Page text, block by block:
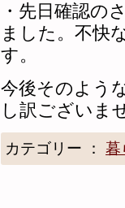
・先日確認の
ました。不快
す。
今後そのよう
し訳ございま
カテゴリー ： 暮